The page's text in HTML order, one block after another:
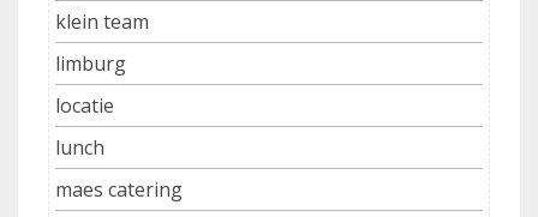
klein team
limburg
locatie
lunch
maes catering